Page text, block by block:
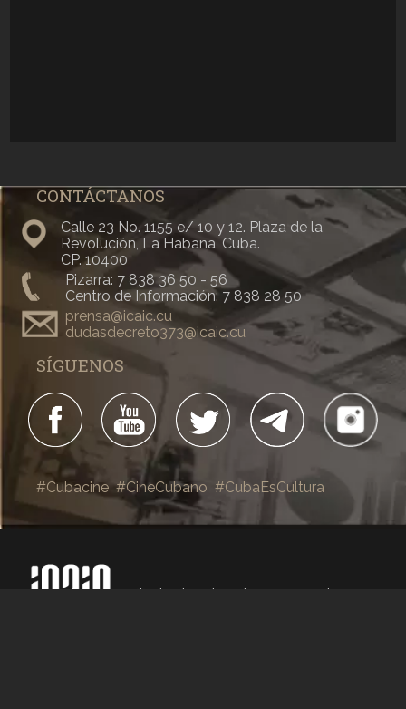
CONTÁCTANOS
Calle 23 No. 1155 e/ 10 y 12. Plaza de la
Revolución, La Habana, Cuba.
CP. 10400
Pizarra: 7 838 36 50 - 56
Centro de Información: 7 838 28 50
prensa@icaic.cu
dudasdecreto373@icaic.cu
SÍGUENOS
#Cubacine #CineCubano #CubaEsCultura
Todos los derechos reservados